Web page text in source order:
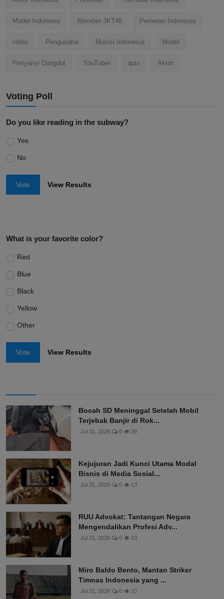
Model Indonesia Member JKT48 Pemeran Indonesia
video Pengusaha Musisi Indonesia Model
Penyanyi Dangdut YouTuber quiz Aktor
Voting Poll
Do you like reading in the subway?
Yes
No
Vote View Results
What is your favorite color?
Red
Blue
Black
Yellow
Other
Vote View Results
Bocah SD Meninggal Setelah Mobil
Terjebak Banjir di Rok...
Jul 31, 2026 0 39
Kejujuran Jadi Kunci Utama Modal
Bisnis di Media Sosial...
Jul 31, 2026 0 13
RUU Advokat: Tantangan Negara
Mengendalikan Profesi Adv...
Jul 31, 2026 0 13
Miro Baldo Bento, Mantan Striker
Timnas Indonesia yang ...
Jul 31, 2026 0 10